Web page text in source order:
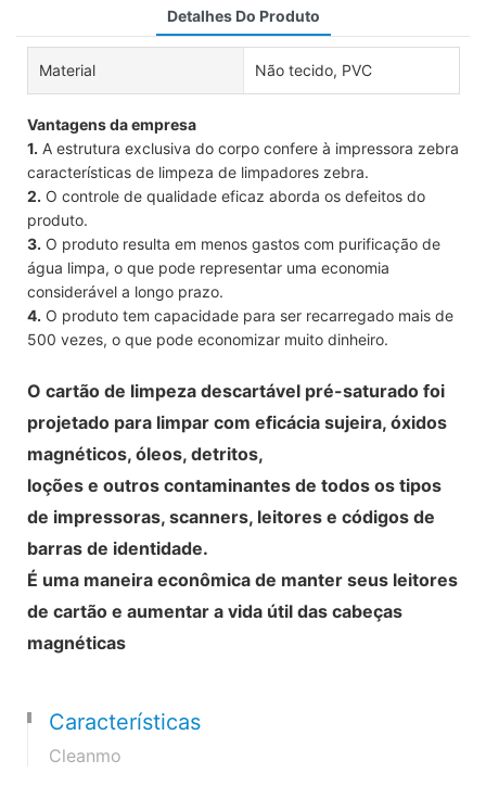
Detalhes Do Produto
Material Não tecido, PVC
Vantagens da empresa
1. A estrutura exclusiva do corpo confere à impressora zebra
características de limpeza de limpadores zebra.
2. O controle de qualidade eficaz aborda os defeitos do
produto.
3. O produto resulta em menos gastos com purificação de
água limpa, o que pode representar uma economia
considerável a longo prazo.
4. O produto tem capacidade para ser recarregado mais de
500 vezes, o que pode economizar muito dinheiro.
O cartão de limpeza descartável pré-saturado foi
projetado para limpar com eficácia sujeira, óxidos
magnéticos, óleos, detritos,
loções e outros contaminantes de todos os tipos
de impressoras, scanners, leitores e códigos de
barras de identidade.
É uma maneira econômica de manter seus leitores
de cartão e aumentar a vida útil das cabeças
magnéticas
Características
Cleanmo